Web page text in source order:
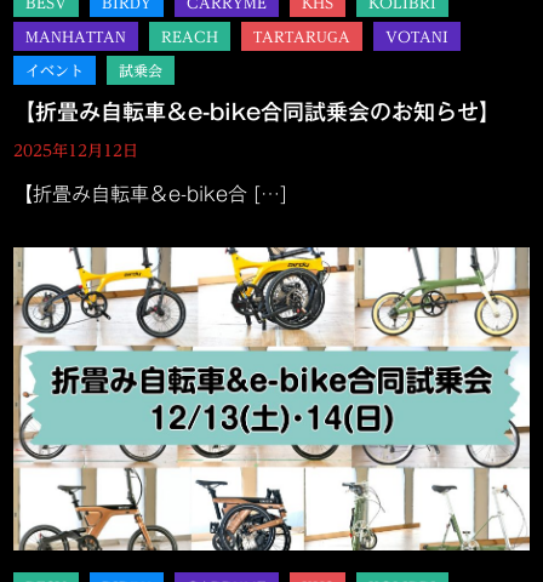
【折畳み自転車＆e-bike合同試乗会のお知らせ】
2025年12月12日
【折畳み自転車＆e-bike合 […]